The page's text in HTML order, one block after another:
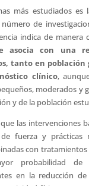
más estudiados es
de
indica de manera
asocia con una
tanto en población
clínico,
moderados y
y de la población
las intervenciones
fuerza y prácticas
con
probabilidad de
en la reducción